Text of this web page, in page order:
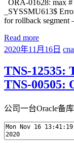
ORA-01628: max #
_SYSSMU613$
for rollback
Read more
2020年11月16日
TNS-12535:
TNS-00505:
公司一台Oracle备